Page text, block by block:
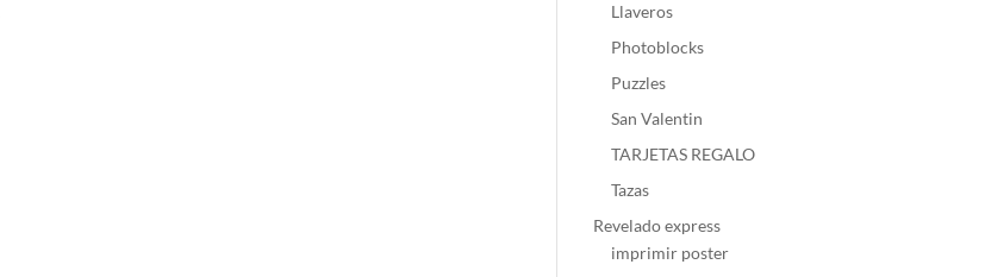
Llaveros
Photoblocks
Puzzles
San Valentin
TARJETAS REGALO
Tazas
Revelado express
imprimir poster